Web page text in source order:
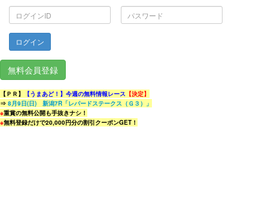
ロ
イ
ン
ID
パ
ス
ワ
無料会員登録
【ＰＲ】 【うまあど！】今週の無料情報レース 【決定】
⇒ 8月9日(日) 新潟7R「レパードステークス（Ｇ３）」
※重賞の無料公開も手抜きナシ！
※無料登録だけで20,000円分の割引クーポンGET！